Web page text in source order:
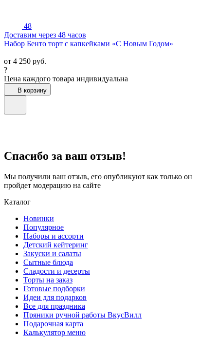
48
Доставим через 48 часов
Набор Бенто торт с капкейками «С Новым Годом»
от 4 250 руб.
?
Цена каждого товара индивидуальна
В корзину
Спасибо за ваш отзыв!
Мы получили ваш отзыв, его опубликуют как только он
пройдет модерацию на сайте
Каталог
Новинки
Популярное
Наборы и ассорти
Детский кейтеринг
Закуски и салаты
Сытные блюда
Сладости и десерты
Торты на заказ
Готовые подборки
Идеи для подарков
Все для праздника
Пряники ручной работы ВкусВилл
Подарочная карта
Калькулятор меню